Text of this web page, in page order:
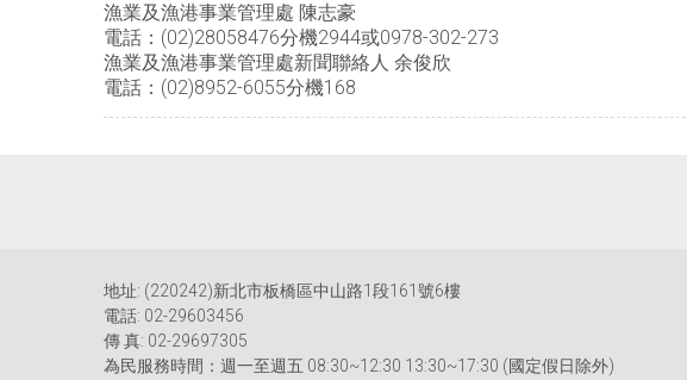
漁業及漁港事業管理處 陳志豪
電話：(02)28058476分機2944或0978-302-273
漁業及漁港事業管理處新聞聯絡人 余俊欣
電話：(02)8952-6055分機168
地址: (220242)新北市板橋區中山路1段161號6樓
電話: 02-29603456
傳 真: 02-29697305
為民服務時間：週一至週五 08:30~12:30 13:30~17:30 (國定假日除外)